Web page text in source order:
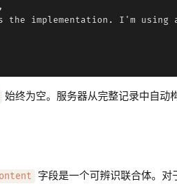
the implementation. I'm
始终为空。服务器从完整记录中自
字段是一个可辨识联合体。